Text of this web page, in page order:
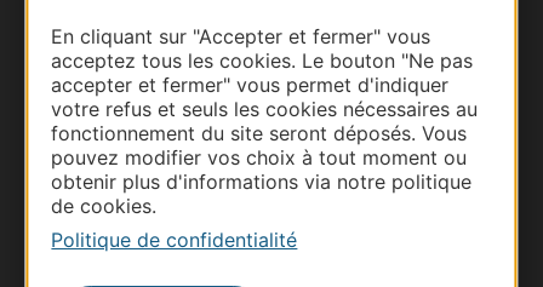
En cliquant sur "Accepter et fermer" vous
acceptez tous les cookies. Le bouton "Ne pas
accepter et fermer" vous permet d'indiquer
votre refus et seuls les cookies nécessaires au
fonctionnement du site seront déposés. Vous
pouvez modifier vos choix à tout moment ou
obtenir plus d'informations via notre politique
de cookies.
Politique de confidentialité
Thermalisme
Business/Mice
Pros d'Occitanie
Site presse et d'influence
Voyagistes